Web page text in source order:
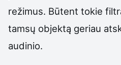
režimus. Būtent tokie
tamsų objektą geriau
audinio.